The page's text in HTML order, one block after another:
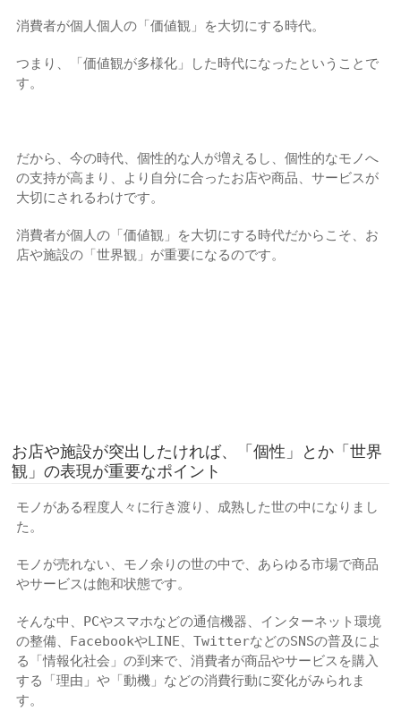
消費者が個人個人の「価値観」を大切にする時代。
つまり、「価値観が多様化」した時代になったということで
す。
だから、今の時代、個性的な人が増えるし、個性的なモノへ
の支持が高まり、より自分に合ったお店や商品、サービスが
大切にされるわけです。
消費者が個人の「価値観」を大切にする時代だからこそ、お
店や施設の「世界観」が重要になるのです。
お店や施設が突出したければ、「個性」とか「世界
観」の表現が重要なポイント
モノがある程度人々に行き渡り、成熟した世の中になりまし
た。
モノが売れない、モノ余りの世の中で、 あらゆる市場で商品
やサービスは飽和状態です。
そんな中、PCやスマホなどの通信機器、インターネット環境
の整備、 FacebookやLINE、TwitterなどのSNSの普及 によ
る「情報化社会」の到来で、消費者が商品やサービスを購入
する「理由」や「動機」などの消費行動に変化がみられま
す。